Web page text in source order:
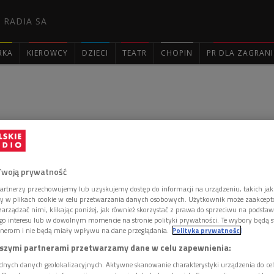
RADIA SA
KIEROWCY DZIECI TEATR CHOPIN PR DLA
nam żyć
w sedno, nie ranią, nie zabijają, nie pustoszą.
aluzją do ciemności - pisał o poezji Wisławy
Bieńkowski.
kiedyś, że każdy jej pojedynczy wiersz jest odkryciem.
uważała, że mówienie o sobie zubaża wnętrze. Była osobą
ich około 350) choć proste w formie, kryły w sobie
prywatność
przechowujemy lub uzyskujemy dostęp do informacji na urządzeniu, takich
w plikach cookie w celu przetwarzania danych osobowych. Użytkownik może
nimi, klikając poniżej, jak również skorzystać z prawa do sprzeciwu na
interesu lub w dowolnym momencie na stronie polityki prywatności. Te wybory będą
i nie będą miały wpływu na dane przeglądania. Polityka prywatności
partnerami przetwarzamy dane w celu zapewnienia:
danych geolokalizacyjnych. Aktywne skanowanie charakterystyki urządzenia do